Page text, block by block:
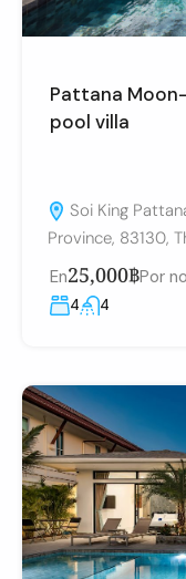
Pattana
pool villa
Soi King
Province, 83130,
En25,000฿Por
4 4